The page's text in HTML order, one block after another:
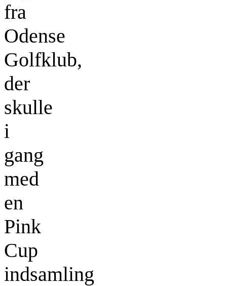
fra
Odense
Golfklub,
der
skulle
i
gang
med
en
Pink
Cup
indsamling